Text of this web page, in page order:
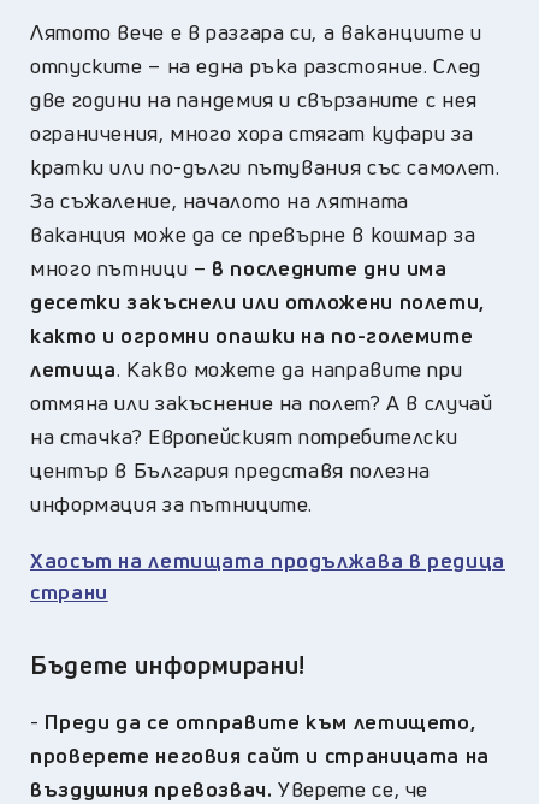
Лятото вече е в разгара си, а ваканциите и
отпуските – на една ръка разстояние. След
две години на пандемия и свързаните с нея
ограничения, много хора стягат куфари за
кратки или по-дълги пътувания със самолет.
За съжаление, началото на лятната
ваканция може да се превърне в кошмар за
много пътници – в последните дни има
десетки закъснели или отложени полети,
както и огромни опашки на по-големите
летища. Какво можете да направите при
отмяна или закъснение на полет? А в случай
на стачка? Европейският потребителски
център в България представя полезна
информация за пътниците.
Хаосът на летищата продължава в редица
страни
Бъдете информирани!
- Преди да се отправите към летището,
проверете неговия сайт и страницата на
въздушния превозвач. Уверете се, че